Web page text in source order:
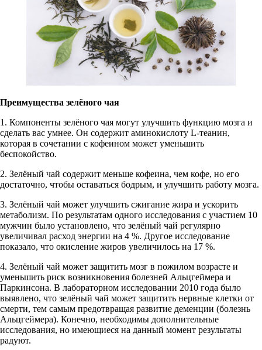
Преимущества зелёного чая
1. Компоненты зелёного чая могут улучшить функцию мозга и
сделать вас умнее. Он содержит аминокислоту L-теанин,
которая в сочетании с кофеином может уменьшить
беспокойство.
2. Зелёный чай содержит меньше кофеина, чем кофе, но его
достаточно, чтобы оставаться бодрым, и улучшить работу мозга.
3. Зелёный чай может улучшить сжигание жира и ускорить
метаболизм. По результатам одного исследования с участием 10
мужчин было установлено, что зелёный чай регулярно
увеличивал расход энергии на 4 %. Другое исследование
показало, что окисление жиров увеличилось на 17 %.
4. Зелёный чай может защитить мозг в пожилом возрасте и
уменьшить риск возникновения болезней Альцгеймера и
Паркинсона. В лабораторном исследовании 2010 года было
выявлено, что зелёный чай может защитить нервные клетки от
смерти, тем самым предотвращая развитие деменции (болезнь
Альцгеймера). Конечно, необходимы дополнительные
исследования, но имеющиеся на данный момент результаты
радуют.